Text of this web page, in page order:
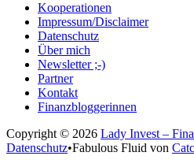
Kooperationen
Impressum/Disclaimer
Datenschutz
Über mich
Newsletter ;-)
Partner
Kontakt
Finanzbloggerinnen
Copyright © 2026 Lady Invest –
Datenschutz•Fabulous Fluid von